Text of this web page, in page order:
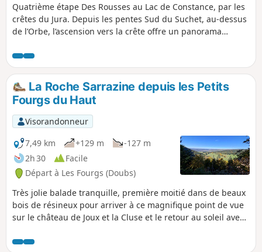
Quatrième étape Des Rousses au Lac de Constance, par les
crêtes du Jura. Depuis les pentes Sud du Suchet, au-dessus
de l’Orbe, l’ascension vers la crête offre un panorama
fond. Le sentier traverse les paisibles pâturages jurassiens,
avant d’atteindre le Col de l’Aiguillon, tout proche de la
frontière française, marquée par des obstacles antichars et
bunkers. La randonnée se poursuit sur la Crête des
Aiguilles de Baulmes, bordée de falaises de 80 mètres, avec
une vue imprenable sur le Mont Blanc, le Léman, la Dôle et
le Chasseral. La descente mène à Sainte-Croix, réputée pour
ses boîtes à musique et automates.
La Roche Sarrazine depuis les Petits
Fourgs du Haut
Visorandonneur
7,49 km
+129 m
-127 m
2h 30
Facile
Départ à Les Fourgs (Doubs)
Très jolie balade tranquille, première moitié dans de beaux
bois de résineux pour arriver à ce magnifique point de vue
sur le château de Joux et la Cluse et le retour au soleil avec